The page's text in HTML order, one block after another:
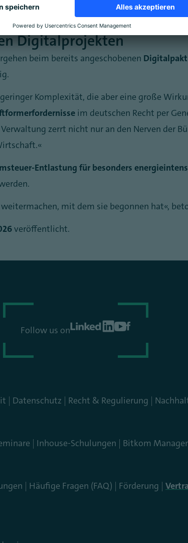
Fortschritt messbar.“
Digitalprojekten
beim bereits angeschobenen Digitalpakt
Komplexität, die aber eine große
im deutschen Recht per
zerrt nicht nur an den Nerven der
Entlastung für besonders
mit dem sie begonnen hat“,
veröffentlicht.
Follow us on
Datenschutz Recht & Regulierung
Inhouse-Schulungen Bitkom
Häufige Fragen (FAQ) Förderung